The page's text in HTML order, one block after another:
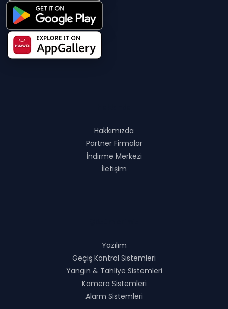
Hakkımızda
Partner Firmalar
İndirme Merkezi
İletişim
Yazılım
Geçiş Kontrol Sistemleri
Yangın & Tahliye Sistemleri
Kamera Sistemleri
Alarm Sistemleri